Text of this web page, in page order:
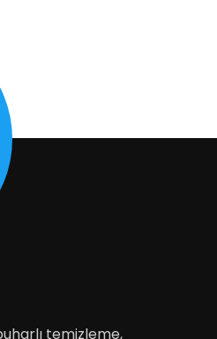
olmasını
düzenli
temizleme,